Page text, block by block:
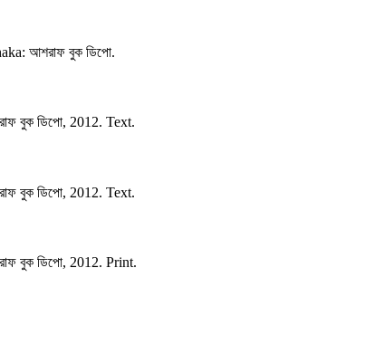
আশরাফ বুক ডিপো.
বুক ডিপো, 2012. Text.
বুক ডিপো, 2012. Text.
বুক ডিপো, 2012. Print.